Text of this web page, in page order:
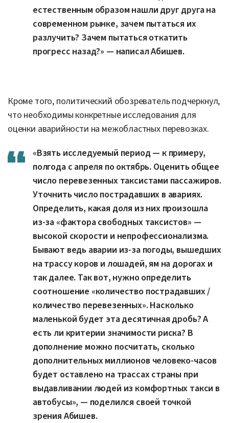
естественным образом нашли друг друга на
современном рынке, зачем пытаться их
разлучить? Зачем пытаться откатить
прогресс назад?» — написал Абишев.
Кроме того, политический обозреватель подчеркнул,
что необходимы конкретные исследования для
оценки аварийности на межобластных перевозках.
«Взять исследуемый период — к примеру,
полгода с апреля по октябрь. Оценить общее
число перевезенных таксистами пассажиров.
Уточнить число пострадавших в авариях.
Определить, какая доля из них произошла
из-за «фактора свободных таксистов» —
высокой скорости и непрофессионализма.
Бывают ведь аварии из-за погоды, вышедших
на трассу коров и лошадей, ям на дорогах и
так далее. Так вот, нужно определить
соотношение «количество пострадавших /
количество перевезенных». Насколько
маленькой будет эта десятичная дробь? А
есть ли критерии значимости риска? В
дополнение можно посчитать, сколько
дополнительных миллионов человеко-часов
будет оставлено на трассах страны при
выдавливании людей из комфортных такси в
автобусы», — поделился своей точкой
зрения Абишев.